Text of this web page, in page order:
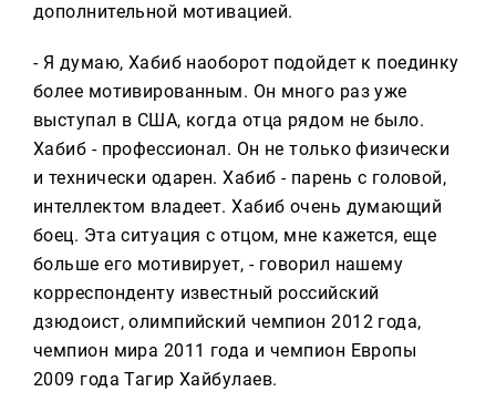
дополнительной мотивацией.
- Я думаю, Хабиб наоборот подойдет к поединку
более мотивированным. Он много раз уже
выступал в США, когда отца рядом не было.
Хабиб - профессионал. Он не только физически
и технически одарен. Хабиб - парень с головой,
интеллектом владеет. Хабиб очень думающий
боец. Эта ситуация с отцом, мне кажется, еще
больше его мотивирует, - говорил нашему
корреспонденту известный российский
дзюдоист, олимпийский чемпион 2012 года,
чемпион мира 2011 года и чемпион Европы
2009 года Тагир Хайбулаев.